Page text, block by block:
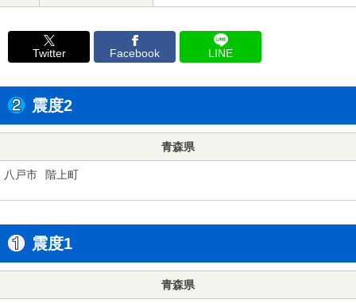
Twitter Facebook LINE
震度2
青森県
八戸市 階上町
震度1
青森県